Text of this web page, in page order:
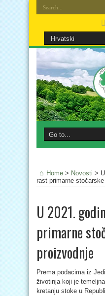
Home > Novosti >
rast primarne
U 2021.
primarne
proizvodnje
Prema podacima iz
životinja koji je
kretanju stoke u